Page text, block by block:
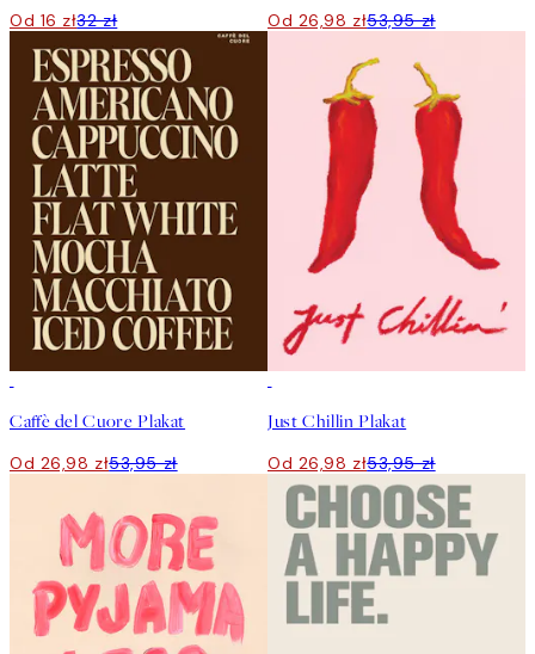
Od 16 zł32 zł Od 26,98 zł53,95 zł
Caffè del Cuore Plakat
Od 26,98 zł53,95 zł
Just Chillin Plakat
Od 26,98 zł53,95 zł